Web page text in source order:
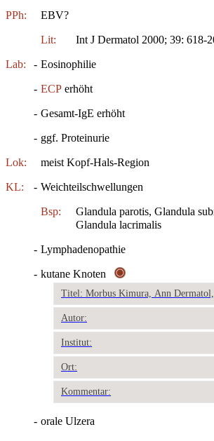
PPh: EBV?
Lit: Int J Dermatol 2000; 39: 618-
Lab: - Eosinophilie
- ECP erhöht
- Gesamt-IgE erhöht
- ggf. Proteinurie
Lok: meist Kopf-Hals-Region
KL: - Weichteilschwellungen
Bsp:
Glandula parotis, Glandula
Glandula lacrimalis
- Lymphadenopathie
- kutane Knoten
Titel: Morbus Kimura, Ann
Autor:
Institut:
Ort:
Kommentar:
- orale Ulzera